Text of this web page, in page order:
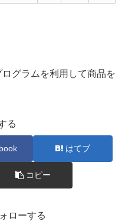
グラムを利用して商品を
る
はてブ
コピー
ローする